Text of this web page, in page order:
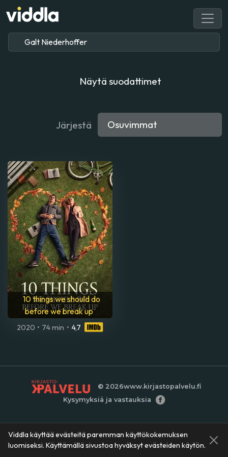
Näytä suodattimet
Järjestä
10 things we should do
before we break up
2020 • 74 min • 4,7
© 2026www.kirjastopalvelu.fi
Kysymyksiä ja vastauksia
Viddla käyttää evästeitä paremman käyttökokemuksen
luomiseksi. Käyttämällä sivustoa hyväksyt evästeiden käytön.